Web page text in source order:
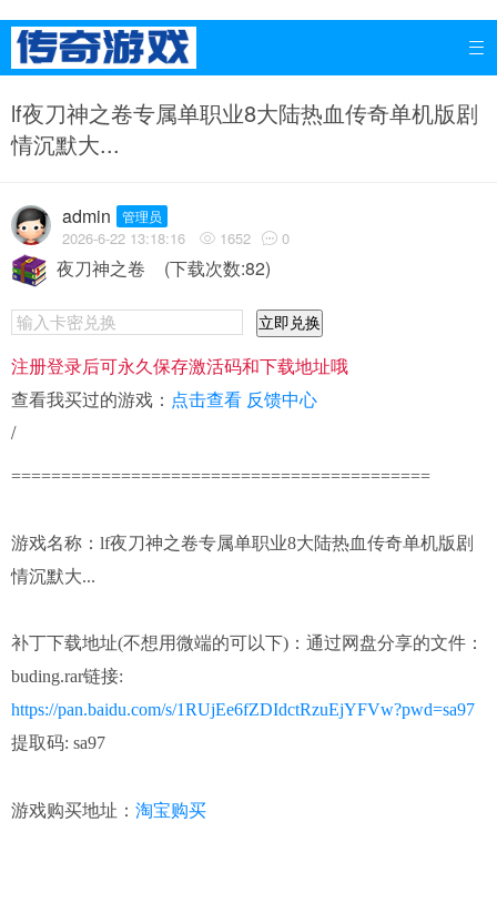

lf夜刀神之卷专属单职业8大陆热血传奇单机版剧
情沉默大...
admin 管理员
2026-6-22 13:18:16  1652  0
夜刀神之卷 (下载次数:82)
立即兑换
注册登录后可永久保存激活码和下载地址哦
查看我买过的游戏： 点击查看 反馈中心
/
==========================================
游戏名称： lf夜刀神之卷专属单职业8大陆热血传奇单机版剧
情沉默大...
补丁下载地址(不想用微端的可以下)： 通过网盘分享的文件：
buding.rar链接:
https://pan.baidu.com/s/1RUjEe6fZDIdctRzuEjYFVw?pwd=sa97
提取码: sa97
游戏购买地址： 淘宝购买